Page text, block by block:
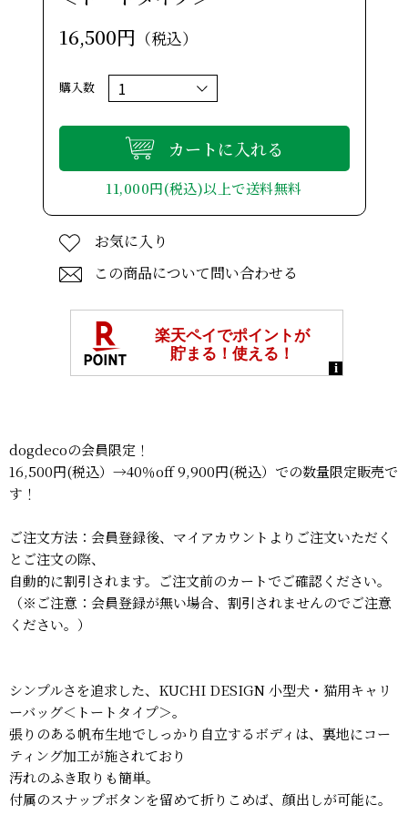
16,500円 （税込）
購入数
カートに入れる
11,000円(税込)以上で送料無料
お気に入り
この商品について問い合わせる
dogdecoの会員限定！
16,500円(税込）→40％off 9,900円(税込）での数量限定販売で
す！
ご注文方法：会員登録後、マイアカウントよりご注文いただく
とご注文の際、
自動的に割引されます。ご注文前のカートでご確認ください。
（※ご注意：会員登録が無い場合、割引されませんのでご注意
ください。）
シンプルさを追求した、KUCHI DESIGN 小型犬・猫用キャリ
ーバッグ＜トートタイプ＞。
張りのある帆布生地でしっかり自立するボディは、裏地にコー
ティング加工が施されており
汚れのふき取りも簡単。
付属のスナップボタンを留めて折りこめば、顔出しが可能に。